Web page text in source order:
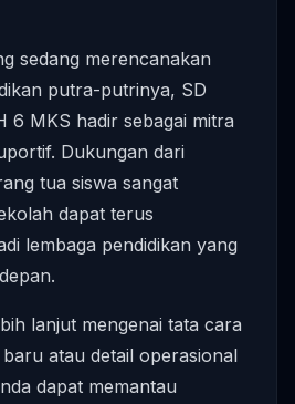
sedang merencanakan
putra-putrinya, SD
6 MKS hadir sebagai mitra
Dukungan dari
tua siswa sangat
dapat terus
lembaga pendidikan yang
lanjut mengenai tata cara
atau detail operasional
dapat memantau